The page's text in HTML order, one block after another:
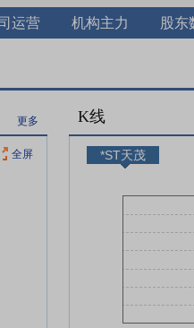
运营 机构主力 股东
更多
全屏
K线
*ST天茂